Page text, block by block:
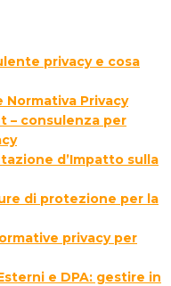
privacy e cosa
Normativa Privacy
– consulenza per
d’Impatto sulla
di protezione per la
privacy per
e DPA: gestire in